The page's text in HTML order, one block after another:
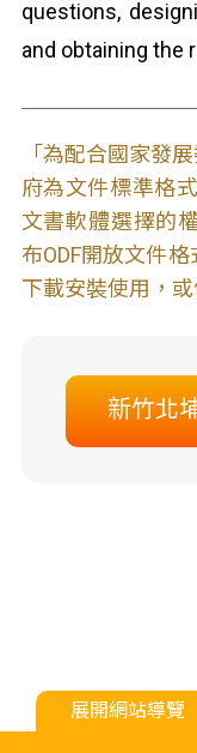
questions,
and obtaining the
「為配合國家發
府為文件標準格
文書軟體選擇的
布ODF開放文件
下載安裝使用，
新竹北
展開網站導覽